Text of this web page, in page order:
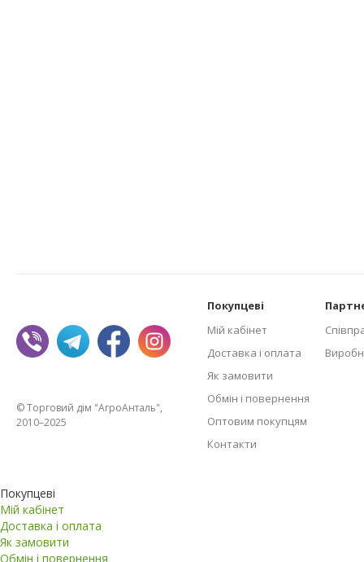
© Торговий дім "АгроАнталь",
2010–2025
Покупцеві
Мій кабінет
Доставка і оплата
Як замовити
Обмін і повернення
Оптовим покупцям
Контакти
Покупцеві
Мій кабінет
Доставка і оплата
Як замовити
Обмін і повернення